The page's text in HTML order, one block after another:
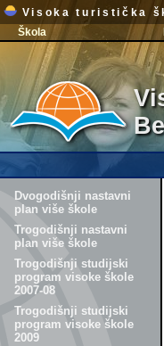
Visoka turistička
Škola
Dvogodišnji nastavni
plan više škole
Trogodišnji nastavni
plan više škole
Trogodišnji studijski
program visoke škole
2007-08
Trogodišnji studijski
program visoke škole
2009